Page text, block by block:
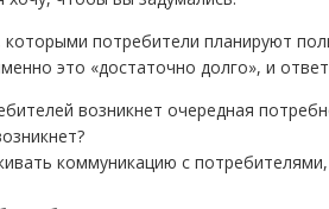
потребители планируют
это «достаточно долго», и
возникнет очередная
коммуникацию с